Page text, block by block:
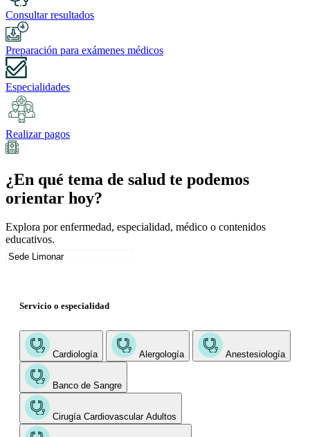
Consultar resultados
Preparación para exámenes médicos
Especialidades
Realizar pagos
¿En qué tema de salud te podemos
orientar hoy?
Explora por enfermedad, especialidad, médico o contenidos
educativos.
Servicio o especialidad
Cardiología Alergología Anestesiología
Banco de Sangre
Cirugía Cardiovascular Adultos